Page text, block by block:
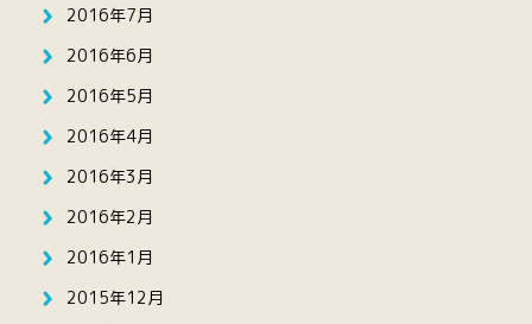
2016年7月
2016年6月
2016年5月
2016年4月
2016年3月
2016年2月
2016年1月
2015年12月